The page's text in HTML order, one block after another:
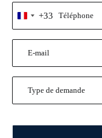
prénom
*
France+33
mail
de